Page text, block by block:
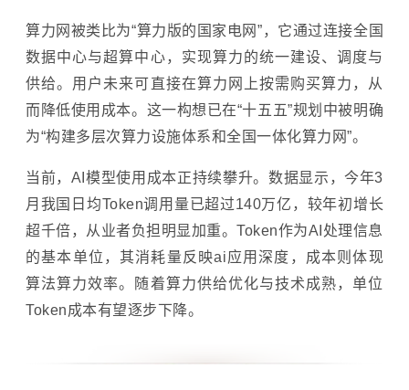
算力网被类比为“算力版的国家电网”，它通过连接全国
数据中心与超算中心，实现算力的统一建设、调度与
供给。用户未来可直接在算力网上按需购买算力，从
而降低使用成本。这一构想已在“十五五”规划中被明确
为“构建多层次算力设施体系和全国一体化算力网”。
当前，AI模型使用成本正持续攀升。数据显示，今年3
月我国日均Token调用量已超过140万亿，较年初增长
超千倍，从业者负担明显加重。Token作为AI处理信息
的基本单位，其消耗量反映ai应用深度，成本则体现
算法算力效率。随着算力供给优化与技术成熟，单位
Token成本有望逐步下降。